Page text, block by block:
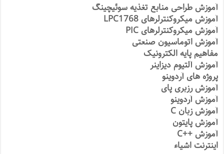
آموزش طراحی منابع تغذیه سوئیچینگ
آموزش میکروکنترلرهای LPC1768
آموزش میکروکنترلرهای PIC
آموزش اتوماسیون صنعتی
مفاهیم پایه الکترونیک
آموزش آلتیوم دیزاینر
پروژه های آردوینو
آموزش رزبری پای
آموزش آردوینو
آموزش زبان C
آموزش پایتون
آموزش ++C
اینترنت اشیاء